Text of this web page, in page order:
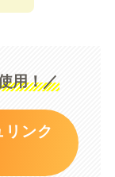
用！／
ンク